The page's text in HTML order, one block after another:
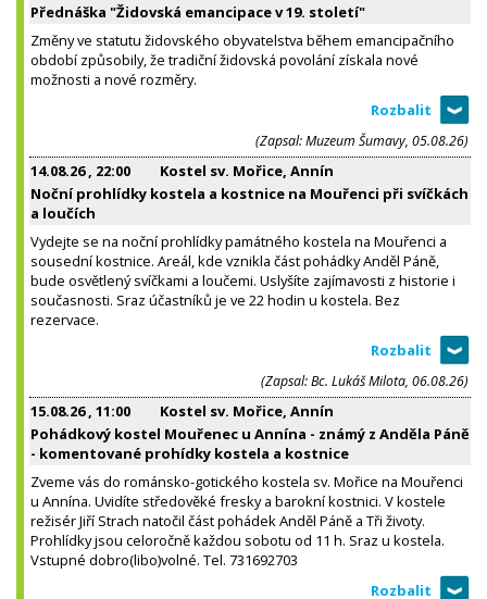
Přednáška "Židovská emancipace v 19. století"
Změny ve statutu židovského obyvatelstva během emancipačního
období způsobily, že tradiční židovská povolání získala nové
možnosti a nové rozměry.
(Zapsal: Muzeum Šumavy, 05.08.26)
14.08.26, 22:00
Kostel sv. Mořice, Annín
Noční prohlídky kostela a kostnice na Mouřenci při svíčkách
a loučích
Vydejte se na noční prohlídky památného kostela na Mouřenci a
sousední kostnice. Areál, kde vznikla část pohádky Anděl Páně,
bude osvětlený svíčkami a loučemi. Uslyšíte zajímavosti z historie i
současnosti. Sraz účastníků je ve 22 hodin u kostela. Bez
rezervace.
(Zapsal: Bc. Lukáš Milota, 06.08.26)
15.08.26, 11:00
Kostel sv. Mořice, Annín
Pohádkový kostel Mouřenec u Annína - známý z Anděla Páně
- komentované prohídky kostela a kostnice
Zveme vás do románsko-gotického kostela sv. Mořice na Mouřenci
u Annína. Uvidíte středověké fresky a barokní kostnici. V kostele
režisér Jiří Strach natočil část pohádek Anděl Páně a Tři životy.
Prohlídky jsou celoročně každou sobotu od 11 h. Sraz u kostela.
Vstupné dobro(libo)volné. Tel. 731692703